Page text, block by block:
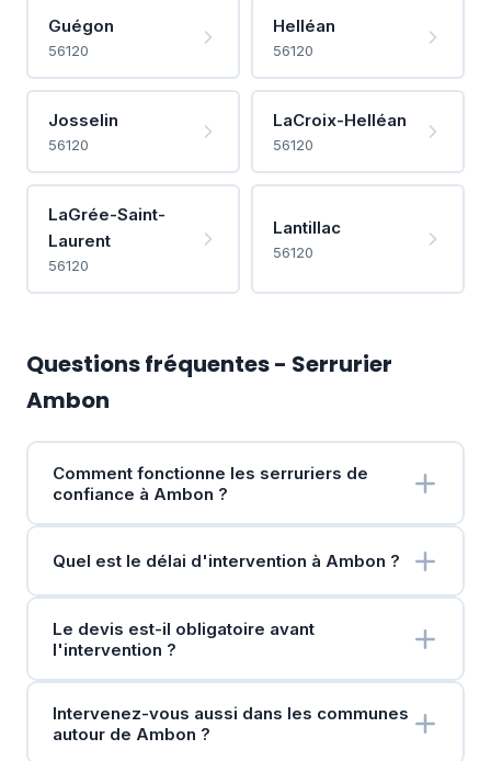
Guégon
56120
Helléan
56120
Josselin
56120
LaCroix-Helléan
56120
LaGrée-Saint-
Laurent
56120
Lantillac
56120
Questions fréquentes - Serrurier
Ambon
Comment fonctionne les serruriers de
confiance à Ambon ?
Quel est le délai d'intervention à Ambon ?
Le devis est-il obligatoire avant
l'intervention ?
Intervenez-vous aussi dans les communes
autour de Ambon ?